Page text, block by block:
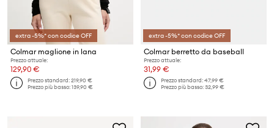
extra -5%* con codice OFF
Colmar maglione in lana
Prezzo attuale:
129,90 €
Prezzo standard:219,90 €
Prezzo più basso:139,90 €
extra -5%* con codice OFF
Colmar berretto da baseball
Prezzo attuale:
31,99 €
Prezzo standard:47,99 €
Prezzo più basso:32,99 €